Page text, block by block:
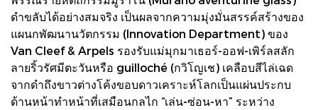
ดำขลับได้อย่างสมจริง เป็นผลจากความมุ่งมั่นสรรค์สร้างของ
แผนกพัฒนานวัตกรรม (Innovation Department) ของ
Van Cleef & Arpels รองรับแม่มุกมาเธอร์-ออฟ-เพิร์ลสลัก
ลายริ้วรัศมีตะวันหรือ guilloché (กวิโญเช) เคลือบสีไล่เฉด
จากดำถึงขาวต่างโค้งขอบดาวเคราะห์โลกเป็นแผ่นประกบ
ด้านหน้าทำหน้าที่เสมือนกลไก “เล่น-ซ่อน-หา” ระหว่าง